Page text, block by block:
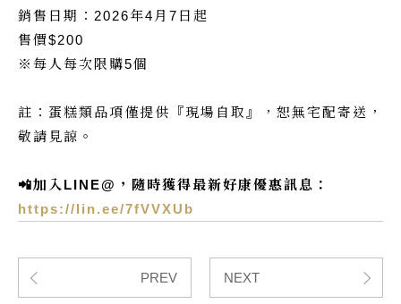
銷售日期：2026年4月7日起
售價$200
※每人每次限購5個
註：蛋糕類品項僅提供『現場自取』，恕無宅配寄送，
敬請見諒。
📲加入LINE@，隨時獲得最新好康優惠訊息：
https://lin.ee/7fVVXUb
PREV NEXT